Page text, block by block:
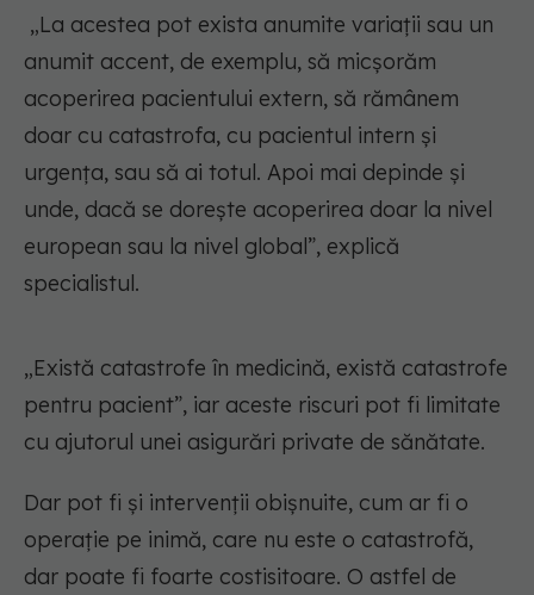
„La acestea pot exista anumite variații sau un
anumit accent, de exemplu, să micșorăm
acoperirea pacientului extern, să rămânem
doar cu catastrofa, cu pacientul intern și
urgența, sau să ai totul. Apoi mai depinde și
unde, dacă se dorește acoperirea doar la nivel
european sau la nivel global”, explică
specialistul.
„Există catastrofe în medicină, există catastrofe
pentru pacient”, iar aceste riscuri pot fi limitate
cu ajutorul unei asigurări private de sănătate.
Dar pot fi și intervenții obișnuite, cum ar fi o
operație pe inimă, care nu este o catastrofă,
dar poate fi foarte costisitoare. O astfel de